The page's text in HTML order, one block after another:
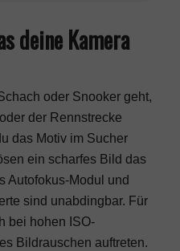
deine Kamera
oder Snooker geht,
der Rennstrecke
das Motiv im Sucher
ein scharfes Bild das
Autofokus-Modul und
sind unabdingbar. Für
bei hohen ISO-
Bildrauschen auftreten.